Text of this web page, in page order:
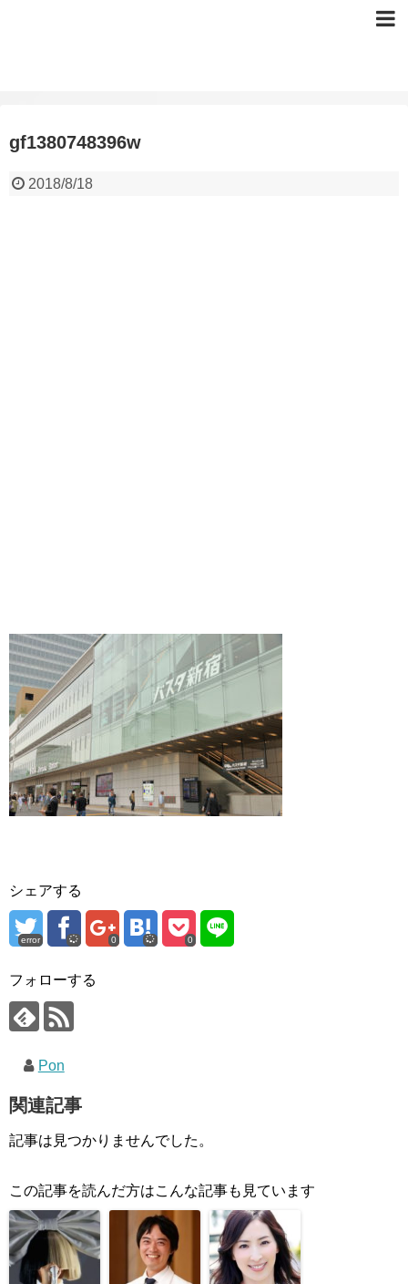
gf1380748396w
2018/8/18
シェアする
error 0 0
フォローする
Pon
関連記事
記事は見つかりませんでした。
この記事を読んだ方はこんな記事も見ています